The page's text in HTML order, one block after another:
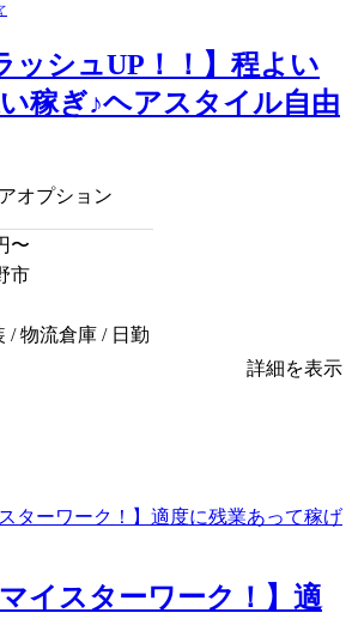
ッシュUP！！】程よい
稼ぎ♪ヘアスタイル自由
オプション
〜
市
/ 物流倉庫 / 日勤
詳細を表示
マイスターワーク！】適